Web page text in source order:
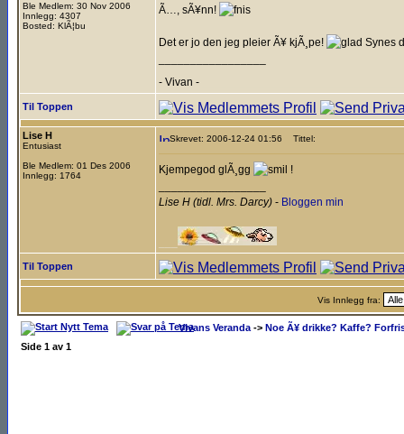
Ble Medlem: 30 Nov 2006
Innlegg: 4307
Bosted: KlÃ¦bu
Ã…, sÃ¥nn!
Det er jo den jeg pleier Ã¥ kjÃ¸pe!
Synes
- Vivan -
Til Toppen
Lise H
Entusiast
Ble Medlem: 01 Des 2006
Innlegg: 1764
Skrevet: 2006-12-24 01:56 Tittel:
Kjempegod glÃ¸gg
!
Lise H (tidl. Mrs. Darcy) - Bloggen min
Til Toppen
Vis Innlegg fra:
Vivans Veranda -> Noe Ã¥ drikke? Kaffe?
Side 1 av 1